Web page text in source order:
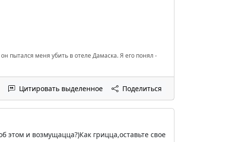
пытался меня убить в отеле Дамаска. Я его понял -
Цитировать выделенное Поделиться
этом и возмущацца?)Как грицца,оставьте свое